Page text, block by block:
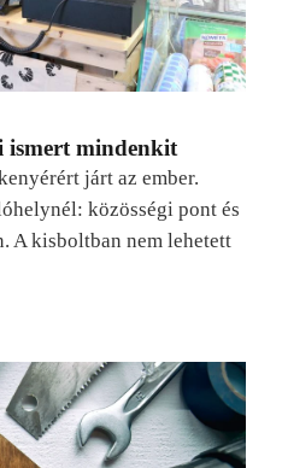
ismert mindenkit
járt az ember.
közösségi pont és
A kisboltban nem lehetett